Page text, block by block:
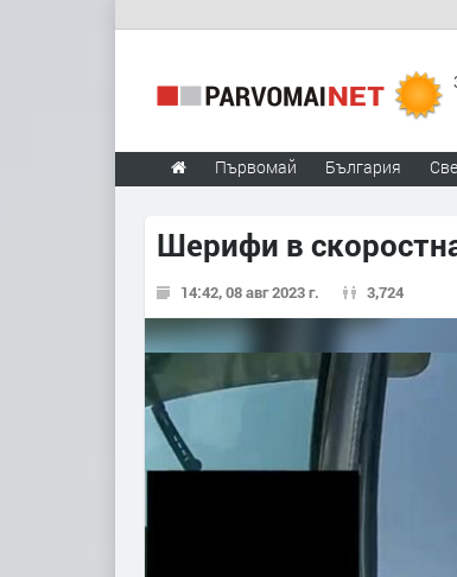
Първомай България
Шерифи в
14:42, 08 авг 2023 г. 3,724